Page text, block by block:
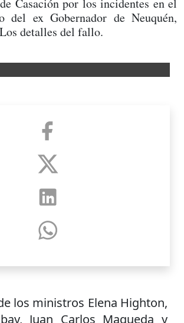
Casación por los incidentes en el
del ex Gobernador de Neuquén,
detalles del fallo.
los ministros Elena Highton,
Juan Carlos Maqueda y